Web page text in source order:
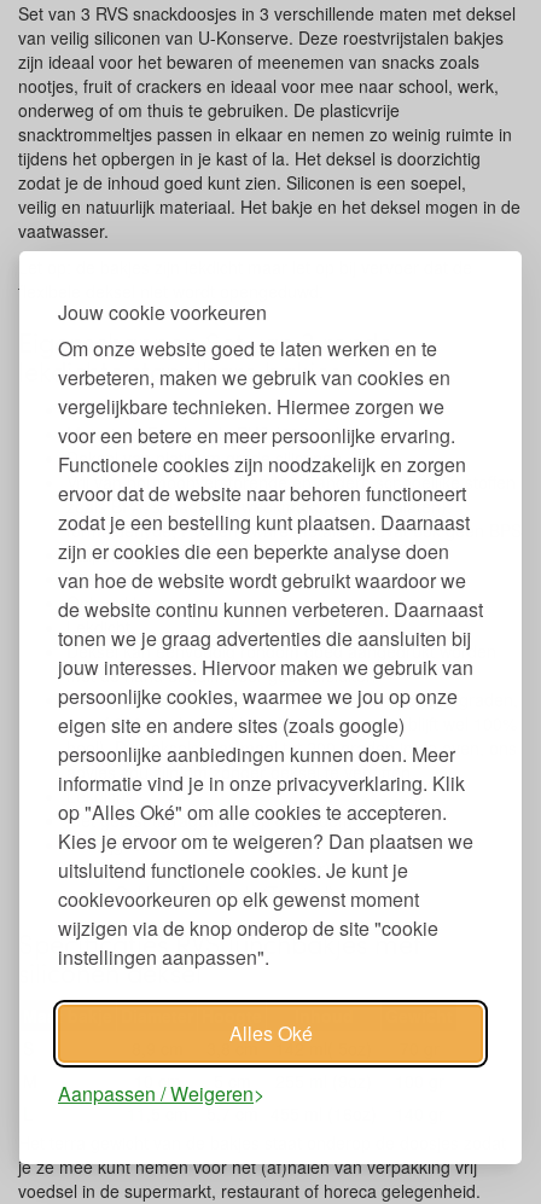
Jouw cookie voorkeuren
Om onze website goed te laten werken en te
verbeteren, maken we gebruik van cookies en
vergelijkbare technieken. Hiermee zorgen we
voor een betere en meer persoonlijke ervaring.
Functionele cookies zijn noodzakelijk en zorgen
ervoor dat de website naar behoren functioneert
zodat je een bestelling kunt plaatsen. Daarnaast
zijn er cookies die een beperkte analyse doen
van hoe de website wordt gebruikt waardoor we
de website continu kunnen verbeteren. Daarnaast
tonen we je graag advertenties die aansluiten bij
jouw interesses. Hiervoor maken we gebruik van
persoonlijke cookies, waarmee we jou op onze
eigen site en andere sites (zoals google)
persoonlijke aanbiedingen kunnen doen. Meer
informatie vind je in onze privacyverklaring. Klik
op "Alles Oké" om alle cookies te accepteren.
Kies je ervoor om te weigeren? Dan plaatsen we
uitsluitend functionele cookies. Je kunt je
cookievoorkeuren op elk gewenst moment
wijzigen via de knop onderop de site "cookie
instellingen aanpassen".
Alles Oké
Aanpassen / Weigeren
Set van 3 RVS snackdoosjes in 3 verschillende maten met deksel
van veilig siliconen van U-Konserve. Deze roestvrijstalen bakjes
zijn ideaal voor het bewaren of meenemen van snacks zoals
nootjes, fruit of crackers en ideaal voor mee naar school, werk,
onderweg of om thuis te gebruiken. De plasticvrije
snacktrommeltjes passen in elkaar en nemen zo weinig ruimte in
tijdens het opbergen in je kast of la. Het deksel is doorzichtig
zodat je de inhoud goed kunt zien. Siliconen is een soepel,
veilig en natuurlijk materiaal. Het bakje en het deksel mogen in de
vaatwasser.
flexibele deksel niet wordt opengeduwd.
Eigenschappen Set van 3 ronde,
lekdichte stapelbare bakjes
Set van 3 ronde RVS bakjes
Materiaal: Foodgrade RVS (304 18/8)
Deksel van platinum grade siliconen
Vrij van hormoonverstorende en andere schadelijke stoffen
zoals BPA, schadelijke weekmakers (incl. ftalaten),
formaldehyde, PVC en zware metalen. Bevat ook geen BPS
Stapelbaar
Passen in elkaar
Onbreekbaar
Deksel kan eenvoudig rondom goed aangedrukt worden
met de hand of duim voor goed afsluiten
Geschikt voor vaatwasser, vriezer en oven (tot 310 graden,
vanaf 230 graden verkleurt het rvs maar het blijft wel 100%
heel). De deksels maximaal tot 200 graden in de oven, ons
advies zou zijn om zonder deksel te verhitten.
Lekdicht
Met geëtst tarragewicht op de bodem
Verkrijgbaar in 2 varianten:
Doorzichtige deksels (Clear)
Gekleurde deksels (Tropical)
Specificaties RVS lunchbakjes met
siliconen deksel
Maat bakje
3,8 cm 142 ml( 5oz)
10 cm
je ze mee kunt nemen voor het (af)halen van verpakking vrij
voedsel in de supermarkt, restaurant of horeca gelegenheid.